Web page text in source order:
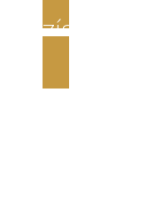
ZÍSKAŤ